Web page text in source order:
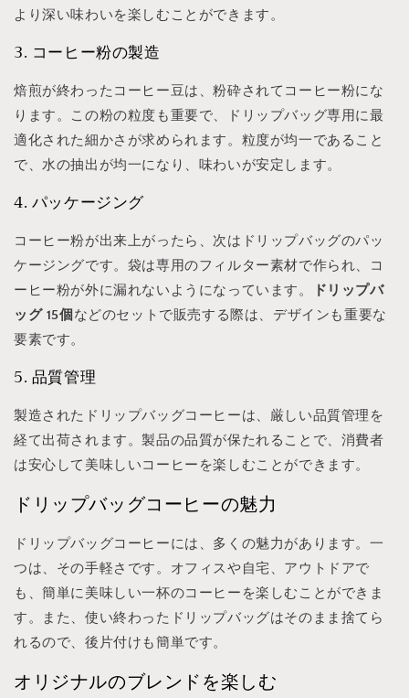
より深い味わいを楽しむことができます。
3. コーヒー粉の製造
焙煎が終わったコーヒー豆は、粉砕されてコーヒー粉にな
ります。この粉の粒度も重要で、ドリップバッグ専用に最
適化された細かさが求められます。粒度が均一であること
で、水の抽出が均一になり、味わいが安定します。
4. パッケージング
コーヒー粉が出来上がったら、次はドリップバッグのパッ
ケージングです。袋は専用のフィルター素材で作られ、コ
ーヒー粉が外に漏れないようになっています。
ドリップバ
ッグ 15個 などのセットで販売する際は、デザインも重要な
要素です。
5. 品質管理
製造されたドリップバッグコーヒーは、厳しい品質管理を
経て出荷されます。製品の品質が保たれることで、消費者
は安心して美味しいコーヒーを楽しむことができます。
ドリップバッグコーヒーの魅力
ドリップバッグコーヒーには、多くの魅力があります。一
つは、その手軽さです。オフィスや自宅、アウトドアで
も、簡単に美味しい一杯のコーヒーを楽しむことができま
す。また、使い終わったドリップバッグはそのまま捨てら
れるので、後片付けも簡単です。
オリジナルのブレンドを楽しむ